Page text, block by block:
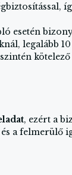
esetén
legalább
kötelező
, ezért a
a felmerülő